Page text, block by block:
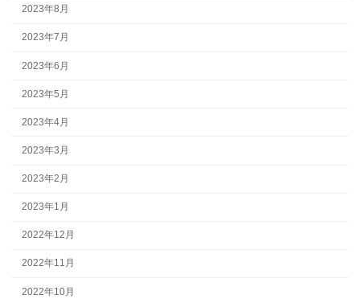
2023年8月
2023年7月
2023年6月
2023年5月
2023年4月
2023年3月
2023年2月
2023年1月
2022年12月
2022年11月
2022年10月